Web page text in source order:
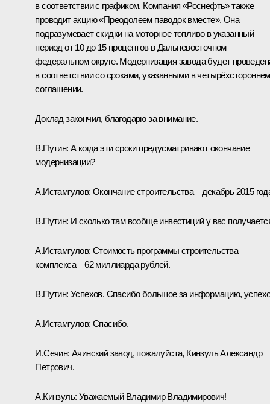
в соответствии с графиком. Компания «Роснефть» также
проводит акцию «Преодолеем паводок вместе». Она
подразумевает скидки на моторное топливо в указанный
период от 10 до 15 процентов в Дальневосточном
федеральном округе. Модернизация завода будет
в соответствии со сроками, указанными в четырёхстороннем
соглашении.
Доклад закончил, благодарю за внимание.
В.Путин: А когда эти сроки предусматривают окончание
модернизации?
А.Истамгулов: Окончание строительства – декабрь 2015
В.Путин: И сколько там вообще инвестиций у вас
А.Истамгулов: Стоимость программы строительства
комплекса – 62 миллиарда рублей.
В.Путин: Успехов. Спасибо большое за информацию,
А.Истамгулов: Спасибо.
И.Сечин: Ачинский завод, пожалуйста, Кинзуль Александр
Петрович.
А.Кинзуль: Уважаемый Владимир Владимирович!